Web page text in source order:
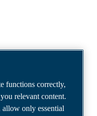
functions correctly,
relevant content.
allow only essential